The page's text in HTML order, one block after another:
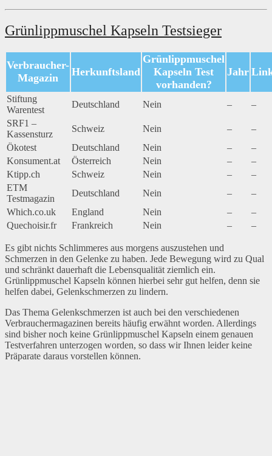
Grünlippmuschel Kapseln Testsieger
Verbraucher-
Magazin
Herkunftsland
Grünlippmuschel
Kapseln Test
vorhanden?
Jahr
Stiftung
Warentest
Deutschland Nein –
–
SRF1 –
Kassensturz
Schweiz Nein –
–
Ökotest
Deutschland Nein –
–
Konsument.at
Österreich Nein –
–
Ktipp.ch
Schweiz Nein –
–
ETM
Testmagazin
Deutschland Nein –
–
Which.co.uk
England Nein –
–
Quechoisir.fr
Frankreich Nein – –
Es gibt nichts Schlimmeres aus morgens auszustehen und
Schmerzen in den Gelenke zu haben. Jede Bewegung wird zu Qual
und schränkt dauerhaft die Lebensqualität ziemlich ein.
Grünlippmuschel Kapseln können hierbei sehr gut helfen, denn sie
helfen dabei, Gelenkschmerzen zu lindern.
Das Thema Gelenkschmerzen ist auch bei den verschiedenen
Verbrauchermagazinen bereits häufig erwähnt worden. Allerdings
sind bisher noch keine Grünlippmuschel Kapseln einem genauen
Testverfahren unterzogen worden, so dass wir Ihnen leider keine
Präparate daraus vorstellen können.